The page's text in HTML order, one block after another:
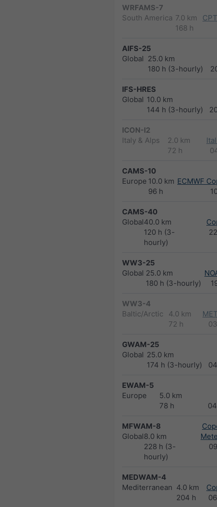
WRFAMS-7
South America 7.0 km
168 h
AIFS-25
Global 25.0 km
180 h (3-hourly)
IFS-HRES
Global 10.0 km
144 h (3-hourly)
ICON-I2
Italy & Alps
2.0 km
72 h
CAMS-10
Europe 10.0 km
96 h
ECMWF
CAMS-40
Global40.0 km
120 h (3-
hourly)
WW3-25
Global 25.0 km
180 h (3-hourly)
WW3-4
Baltic/Arctic
4.0 km
72 h
GWAM-25
Global 25.0 km
174 h (3-hourly)
EWAM-5
Europe
5.0 km
78 h
MFWAM-8
Global8.0 km
228 h (3-
hourly)
MEDWAM-4
Mediterranean 4.0 km
204 h